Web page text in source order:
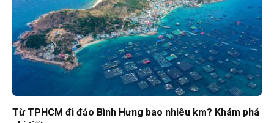
Từ TPHCM đi đảo Bình Hưng bao nhiêu km? Khám phá